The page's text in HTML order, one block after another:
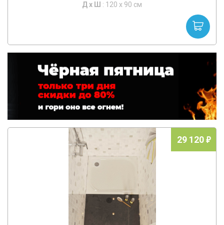
Д х Ш : 120 x 90 см
29 120